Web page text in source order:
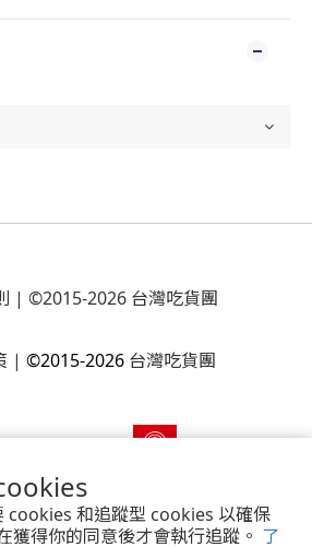
cookies 和追蹤型 cookies 以確保
獲得你的同意後才會執行追蹤。 了
| ©2015-2026 台灣吃貨團
| ©2015-2026台灣吃貨團